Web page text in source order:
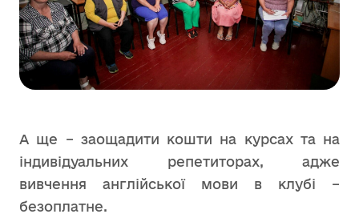
А ще – заощадити кошти на курсах та на
індивідуальних репетиторах, адже
вивчення англійської мови в клубі –
безоплатне.